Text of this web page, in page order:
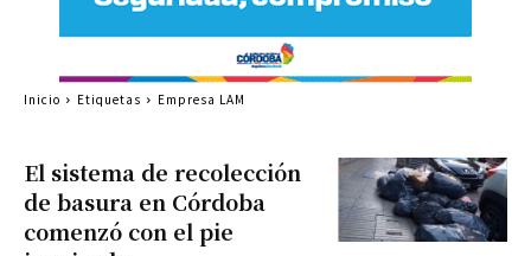
El sistema de recolección
de basura en Córdoba
comenzó con el pie
Inicio Etiquetas Empresa LAM